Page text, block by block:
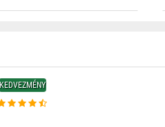
KEDVEZMÉNY